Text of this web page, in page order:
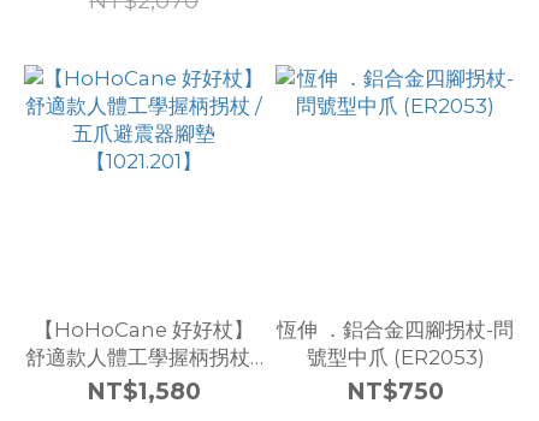
【HoHoCane 好好杖】
舒適款人體工學握柄拐杖 /
五爪避震器腳墊
NT$1,580
恆伸 ．鋁合金四腳拐杖-問
號型中爪 (ER2053)
NT$750